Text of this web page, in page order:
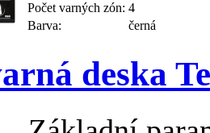
Počet varných zón: 4
Barva:
černá
deska